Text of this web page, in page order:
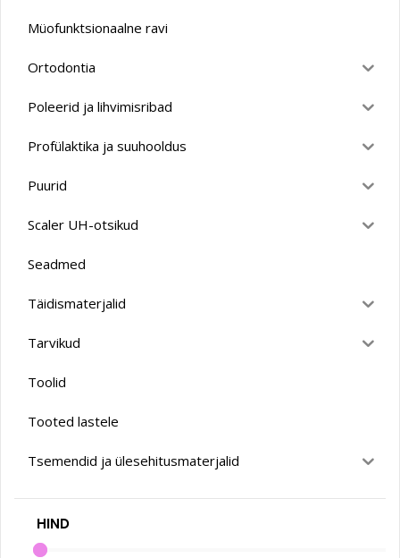
Müofunktsionaalne ravi
Ortodontia
Poleerid ja lihvimisribad
Profülaktika ja suuhooldus
Puurid
Scaler UH-otsikud
Seadmed
Täidismaterjalid
Tarvikud
Toolid
Tooted lastele
Tsemendid ja ülesehitusmaterjalid
HIND